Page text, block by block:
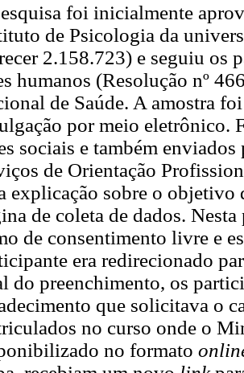
foi inicialmente
de Psicologia da
2.158.723) e seguiu os
humanos (Resolução nº
de Saúde. A amostra
por meio eletrônico.
sociais e também
de Orientação
explicação sobre o objetivo
de coleta de dados.
de consentimento livre e
era redirecionado
do preenchimento, os
que solicitava o
no curso onde o
no formato